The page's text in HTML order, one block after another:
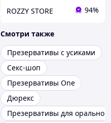
ROZZY STORE 94%
Смотри также
Презервативы с усиками
Секс-шоп
Презервативы One
Дюрекс
Презервативы для